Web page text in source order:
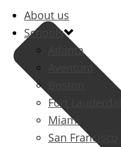
About us
Schools
Atlanta
Aventura
Fort Lauderdale
Miami
San Francisco